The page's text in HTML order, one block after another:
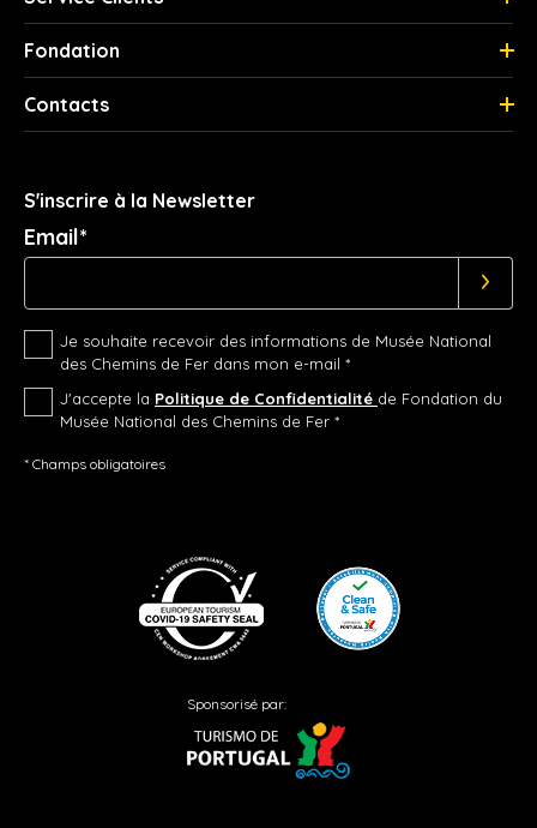
Fondation
Contacts
S'inscrire à la Newsletter
Email*
Je souhaite recevoir des informations de Musée National
des Chemins de Fer dans mon e-mail *
J'accepte la Politique de Confidentialité de Fondation du
Musée National des Chemins de Fer *
* Champs obligatoires
Sponsorisé par: